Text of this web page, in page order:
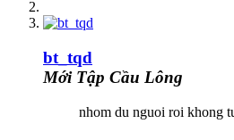
bt_tqd
Mới Tập Cầu Lông
nhom du nguoi roi khong